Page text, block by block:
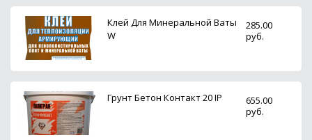
Клей Для Минеральной Ваты
W
285.00
руб.
Грунт Бетон Контакт 20 IP
655.00
руб.